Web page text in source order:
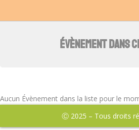
ÉVÈNEMENT DANS
Aucun Évènement dans la liste pour le
Ⓒ 2025 – Tous droits